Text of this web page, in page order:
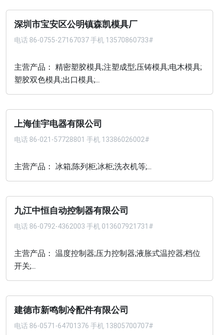
深圳市宝安区公明镇森凯模具厂
电话 86-0755-27167037 手机 13570860733#
主营产品： 精密塑胶模具;注塑成型;压铸模具;电木模具;
塑胶双色模具;出口模具;...
上海佳宇电器有限公司
电话 86-021-57728801 手机 13386026002#
主营产品： 冰箱;陈列柜;冰柜;洗衣机等;...
九江中恒自动控制器有限公司
电话 86-0792-4362003 手机 013607921731#
主营产品： 温度控制器;压力控制器;液胀式温控器;档位
开关;...
建德市新鸣制冷配件有限公司
电话 86-0571-64701376 手机 13805700707#